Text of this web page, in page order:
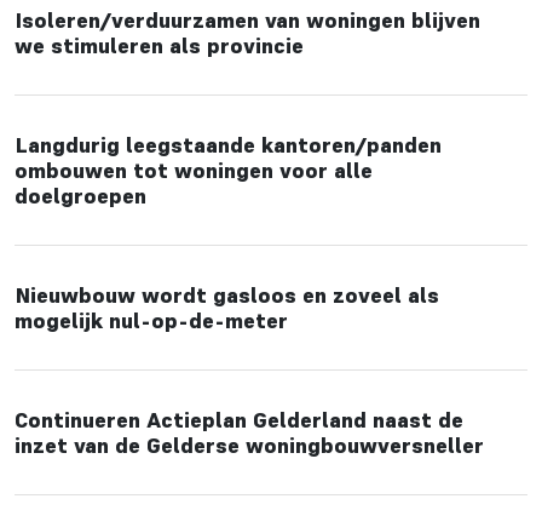
Isoleren/verduurzamen van woningen blijven
we stimuleren als provincie
Langdurig leegstaande kantoren/panden
ombouwen tot woningen voor alle
doelgroepen
Nieuwbouw wordt gasloos en zoveel als
mogelijk nul-op-de-meter
Continueren Actieplan Gelderland naast de
inzet van de Gelderse woningbouwversneller